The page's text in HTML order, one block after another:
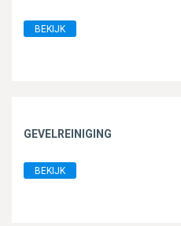
BEKIJK
GEVELREINIGING
BEKIJK